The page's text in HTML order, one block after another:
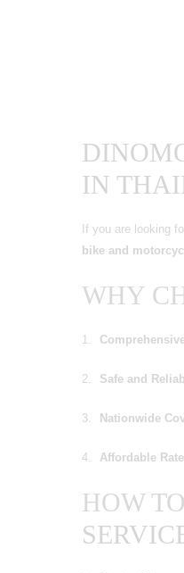
IN
If you are looking
bike and
WHY
Safe and
Nationwide
Affordable
HOW